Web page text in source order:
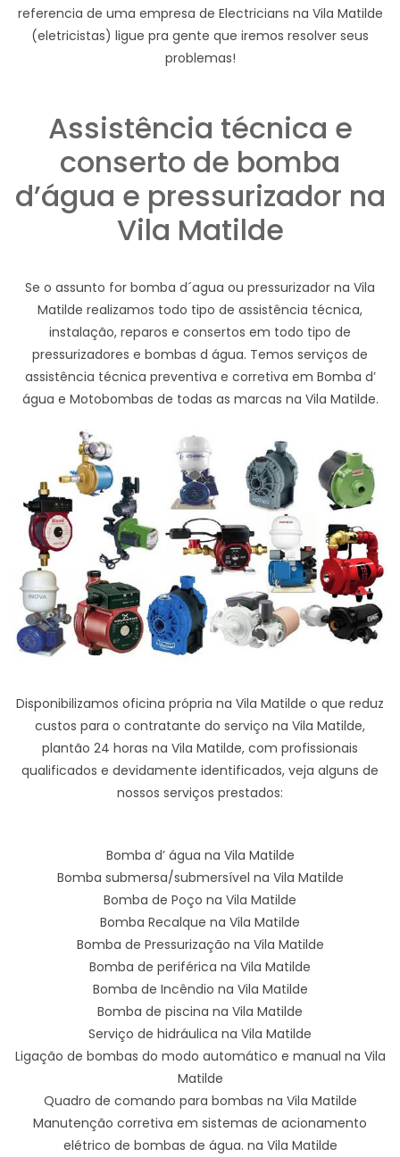
referencia de uma empresa de Electricians na Vila Matilde
(eletricistas) ligue pra gente que iremos resolver seus
problemas!
Assistência técnica e
conserto de bomba
d’água e pressurizador na
Vila Matilde
Se o assunto for bomba d´agua ou pressurizador na Vila
Matilde realizamos todo tipo de assistência técnica,
instalação, reparos e consertos em todo tipo de
pressurizadores e bombas d água. Temos serviços de
assistência técnica preventiva e corretiva em Bomba d’
água e Motobombas de todas as marcas na Vila Matilde.
Disponibilizamos oficina própria na Vila Matilde o que reduz
custos para o contratante do serviço na Vila Matilde,
plantão 24 horas na Vila Matilde, com profissionais
qualificados e devidamente identificados, veja alguns de
nossos serviços prestados:
Bomba d’ água na Vila Matilde
Bomba submersa/submersível na Vila Matilde
Bomba de Poço na Vila Matilde
Bomba Recalque na Vila Matilde
Bomba de Pressurização na Vila Matilde
Bomba de periférica na Vila Matilde
Bomba de Incêndio na Vila Matilde
Bomba de piscina na Vila Matilde
Serviço de hidráulica na Vila Matilde
Ligação de bombas do modo automático e manual na Vila
Matilde
Quadro de comando para bombas na Vila Matilde
Manutenção corretiva em sistemas de acionamento
elétrico de bombas de água. na Vila Matilde